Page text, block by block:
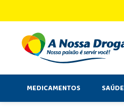
MEDICAMENTOS SAÚDE